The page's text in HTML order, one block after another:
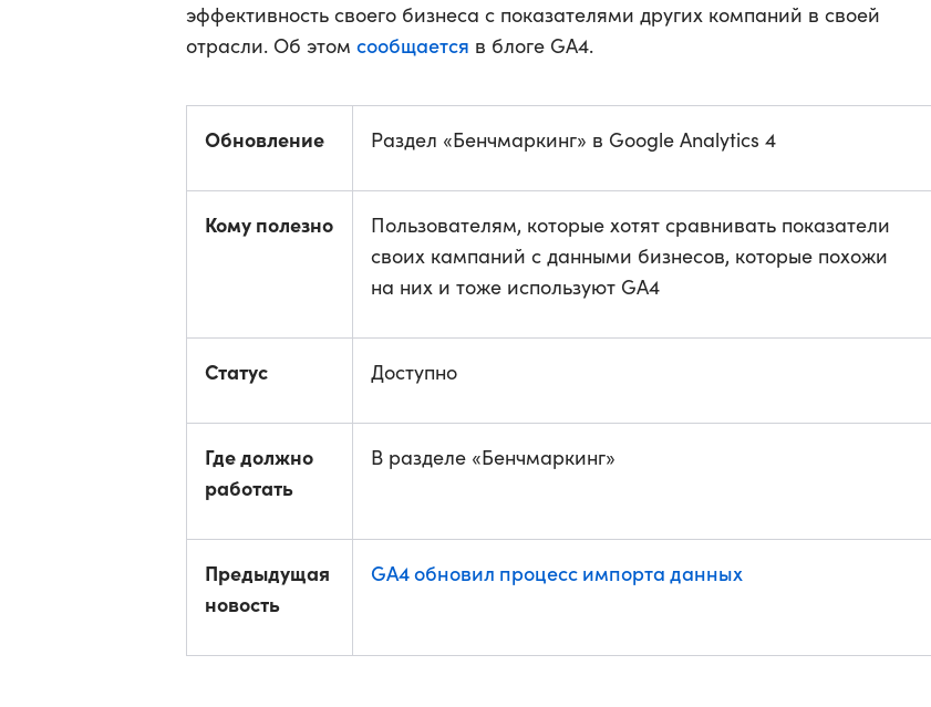
эффективность своего бизнеса с показателями других компаний в своей
отрасли. Об этом сообщается в блоге GA4.
Обновление Раздел «Бенчмаркинг» в Google Analytics 4
Кому полезно
Пользователям, которые хотят сравнивать показатели
своих кампаний с данными бизнесов, которые похожи
на них и тоже используют GA4
Статус Доступно
Где должно
работать
В разделе «Бенчмаркинг»
Предыдущая
новость
GA4 обновил процесс импорта данных